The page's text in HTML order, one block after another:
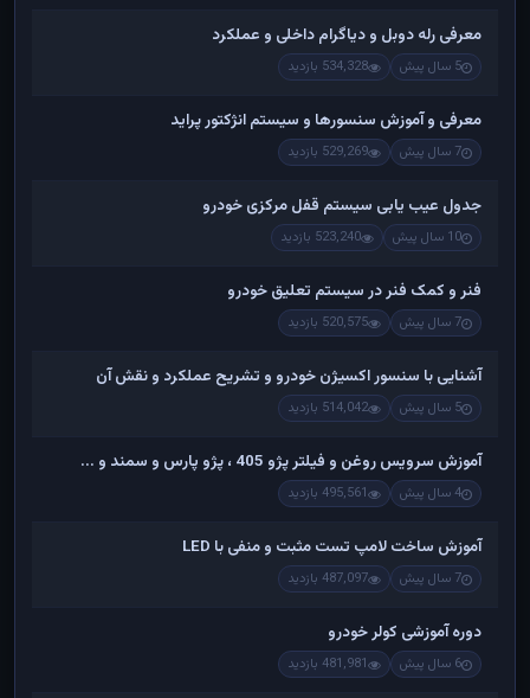
معرفی رله دوبل و دیاگرام داخلی و عملکرد
5 سال پیش 534,328 بازدید
معرفی و آموزش سنسورها و سیستم انژکتور پراید
7 سال پیش 529,269 بازدید
جدول عیب یابی سیستم قفل مرکزی خودرو
10 سال پیش 523,240 بازدید
فنر و کمک فنر در سیستم تعلیق خودرو
7 سال پیش 520,575 بازدید
آشنایی با سنسور اکسیژن خودرو و تشریح عملکرد و نقش آن
5 سال پیش 514,042 بازدید
آموزش سرویس روغن و فیلتر پژو 405 ، پژو پارس و سمند و ...
4 سال پیش 495,561 بازدید
آموزش ساخت لامپ تست مثبت و منفی با LED
7 سال پیش 487,097 بازدید
دوره آموزشی کولر خودرو
6 سال پیش 481,981 بازدید